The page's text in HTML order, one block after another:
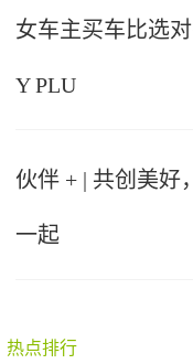
女车主买车比选
Y PLU
伙伴 + | 共创美好
一起
热点排行